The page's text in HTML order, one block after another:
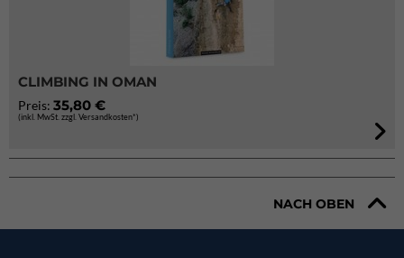
CLIMBING IN OMAN
Preis: 35,80 €
(inkl. MwSt. zzgl. Versandkosten*)
NACH OBEN